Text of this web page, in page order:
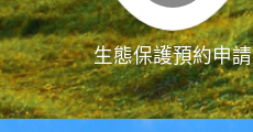
生態保護預約申請